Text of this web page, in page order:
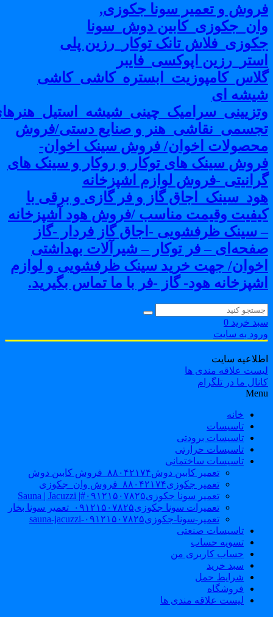
و تعمیر سونا جکوزی,
دوش_سونا
تانک توکار_رزین پلی
اپوکسی_فایبر
ای
و صنایع دستی/فروش
اخوان/ فروش سینک اخوان-
سینک های توکار و روکار و سینک های
-فروش لوازم اشپزخانه
گاز و فر گازی و برقی با
وقیمت مناسب /فروش هود آشپزخانه
سینک ظرفشویی -اجاق گاز فردار -گاز
– فر توکار – شیرآلات بهداشتی
جهت خرید سینک ظرفشویی و لوازم
هود- گاز -فر با ما تماس بگیرید.
خرید 0
به سایت
سایت
علاقه مندی ها
ما در تلگرام
خانه
تاسیسات
تاسیسات برودتی
تاسیسات حرارتی
تاسیسات ساختمانی
تعمیر کابین دوش۸۸۰۴۲۱۷۴_فروش کابین دوش
تعمیر جکوزی۸۸۰۴۲۱۷۴_فروش وان_جکوزی
تعمیر سونا جکوزی۰۹۱۲۱۵۰۷۸۲۵#| Sauna | Jacuzzi
تعمیرات سونا جکوزی۰۹۱۲۱۵۰۷۸۲۵_تعمیر سونا بخار
تعمیر-سونا-جکوزی۰۹۱۲۱۵۰۷۸۲۵-sauna-jacuzzi
تاسیسات صنعتی
تسویه حساب
حساب کاربری من
سبد خرید
شرایط حمل
فروشگاه
لیست علاقه مندی ها